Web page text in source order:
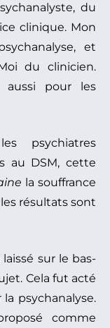
du
clinique. Mon
et
du clinicien.
pour les
psychiatres
au DSM, cette
la souffrance
résultats sont
sur le bas-
Cela fut acté
psychanalyse.
comme